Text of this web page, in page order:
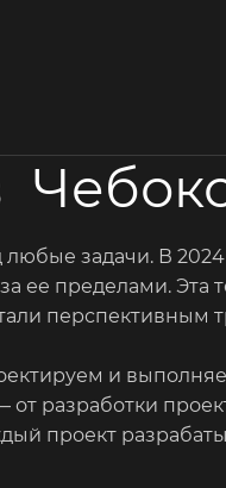
задачи. В
ее пределами.
перспективным
и
проект